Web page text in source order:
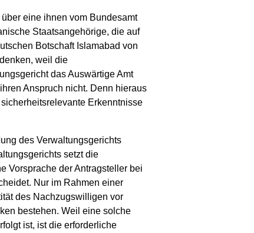
eine ihnen vom Bundesamt
Staatsangehörige, die auf
Botschaft Islamabad von
weil die
das Auswärtige Amt
Anspruch nicht. Denn hieraus
Erkenntnisse
des Verwaltungsgerichts
setzt die
Vorsprache der Antragsteller bei
Nur im Rahmen einer
des Nachzugswilligen vor
bestehen. Weil eine solche
ist, ist die erforderliche